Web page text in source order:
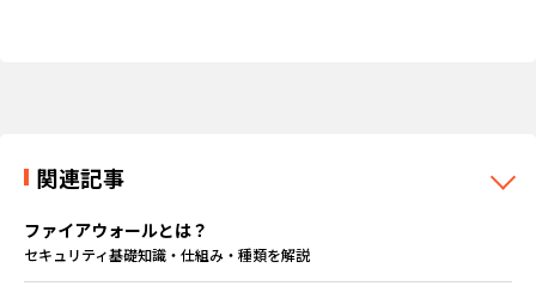
関連記事
ファイアウォールとは？
セキュリティ基礎知識・仕組み・種類を解説